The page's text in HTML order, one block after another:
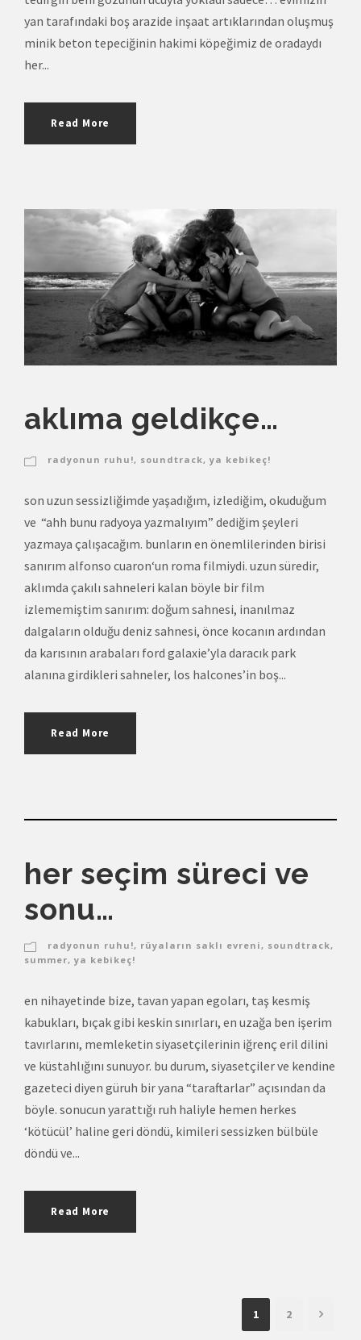
yan tarafındaki boş arazide inşaat artıklarından oluşmuş
minik beton tepeciğinin hakimi köpeğimiz de oradaydı
her...
Read More
aklıma geldikçe…
radyonun ruhu!, soundtrack, ya kebikeç!
son uzun sessizliğimde yaşadığım, izlediğim, okuduğum
ve “ahh bunu radyoya yazmalıyım” dediğim şeyleri
yazmaya çalışacağım. bunların en önemlilerinden birisi
sanırım alfonso cuaron‘un roma filmiydi. uzun süredir,
aklımda çakılı sahneleri kalan böyle bir film
izlememiştim sanırım: doğum sahnesi, inanılmaz
dalgaların olduğu deniz sahnesi, önce kocanın ardından
da karısının arabaları ford galaxie’yla daracık park
alanına girdikleri sahneler, los halcones’in boş...
Read More
her seçim süreci ve
sonu…
radyonun ruhu!, rüyaların saklı evreni , soundtrack,
summer, ya kebikeç!
en nihayetinde bize, tavan yapan egoları, taş kesmiş
kabukları, bıçak gibi keskin sınırları, en uzağa ben işerim
tavırlarını, memleketin siyasetçilerinin iğrenç eril dilini
ve küstahlığını sunuyor. bu durum, siyasetçiler ve kendine
gazeteci diyen güruh bir yana “taraftarlar” açısından da
böyle. sonucun yarattığı ruh haliyle hemen herkes
‘kötücül’ haline geri döndü, kimileri sessizken bülbüle
döndü ve...
Read More
1 2